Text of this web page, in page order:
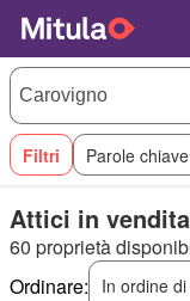
Filtri Parole chiave
Attici in
60 proprietà
Ordinare:
In ordine